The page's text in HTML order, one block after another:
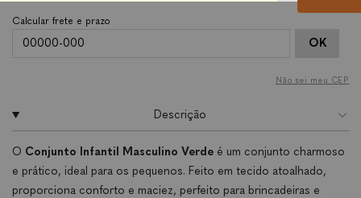
OK
Não sei meu CEP
Descrição
O Conjunto Infantil Masculino Verde é um conjunto charmoso
e prático, ideal para os pequenos. Feito em tecido atoalhado,
proporciona conforto e maciez, perfeito para brincadeiras e